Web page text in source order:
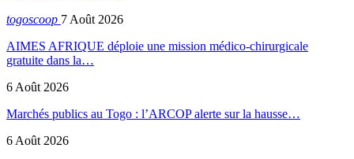
togoscoop 7 Août 2026
AIMES AFRIQUE déploie une mission médico-chirurgicale
gratuite dans la…
6 Août 2026
Marchés publics au Togo : l’ARCOP alerte sur la hausse…
6 Août 2026